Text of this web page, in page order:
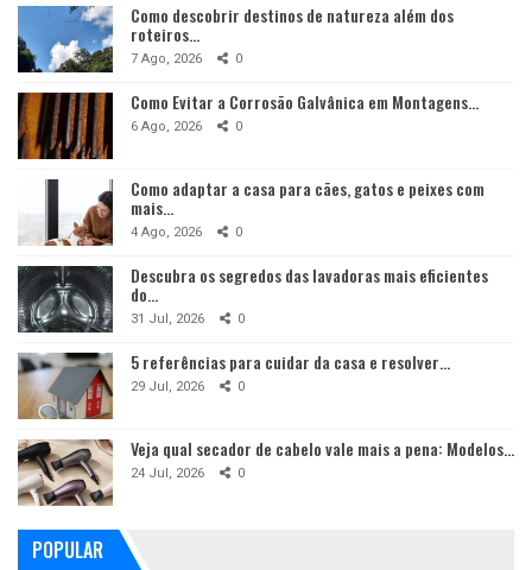
Como descobrir destinos de natureza além dos
roteiros…
7 Ago, 2026 0
Como Evitar a Corrosão Galvânica em Montagens…
6 Ago, 2026 0
Como adaptar a casa para cães, gatos e peixes com
mais…
4 Ago, 2026 0
Descubra os segredos das lavadoras mais eficientes
do…
31 Jul, 2026 0
5 referências para cuidar da casa e resolver…
29 Jul, 2026 0
Veja qual secador de cabelo vale mais a pena: Modelos…
24 Jul, 2026 0
POPULAR